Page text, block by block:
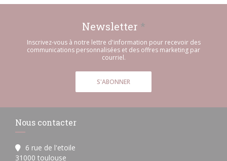
Newsletter *
Inscrivez-vous à notre lettre d'information pour recevoir des
communications personnalisées et des offres marketing par
courriel.
S'ABONNER
Nous contacter
6 rue de l'etoile
31000 toulouse